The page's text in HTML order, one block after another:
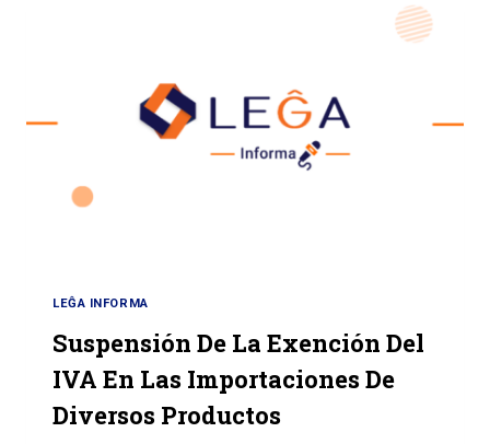
LEĜA INFORMA
Suspensión De La Exención Del
IVA En Las Importaciones De
Diversos Productos